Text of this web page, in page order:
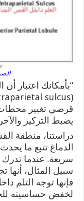
“بأمكانك اعتبار
قرصي تغيير محطات
يضبط التركيز
دراستنا، منطقة
الدماغ تتبع ما
سريعة. عندما تدرك
سبيل المثال، أنها
فإنها توجه التلم
لخفض حساسيته